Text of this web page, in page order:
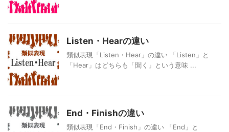
Listen・Hearの違い
類似表現「Listen・Hear」の違い 「Listen」と
「Hear」はどちらも「聞く」という意味 ...
End・Finishの違い
類似表現「End・Finish」の違い 「End」と